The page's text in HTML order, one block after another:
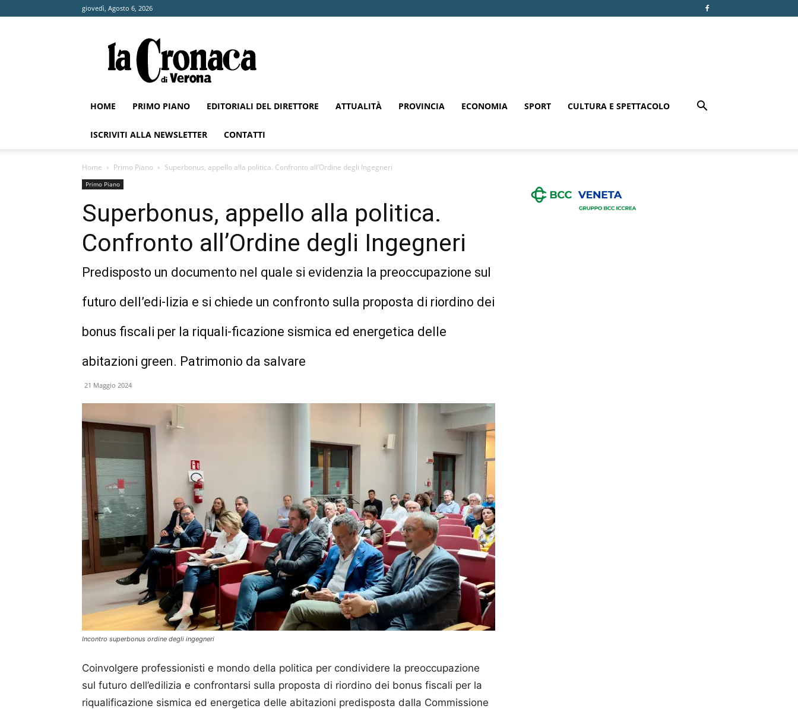
giovedì, Agosto 6, 2026
Cronaca
di
Verona
HOME PRIMO PIANO EDITORIALI DEL DIRETTORE ATTUALITÀ PROVINCIA ECONOMIA SPORT CULTURA E SPETTACOLO
ISCRIVITI ALLA NEWSLETTER CONTATTI
Home Primo Piano Superbonus, appello alla politica. Confronto all’Ordine degli Ingegneri
Primo Piano
Superbonus, appello alla politica.
Confronto all’Ordine degli Ingegneri
Predisposto un documento nel quale si evidenzia la preoccupazione sul
futuro dell’edi-lizia e si chiede un confronto sulla proposta di riordino dei
bonus fiscali per la riquali-ficazione sismica ed energetica delle
abitazioni green. Patrimonio da salvare
21 Maggio 2024
Incontro superbonus ordine degli ingegneri
Coinvolgere professionisti e mondo della politica per condividere la preoccupazione
sul futuro dell’edilizia e confrontarsi sulla proposta di riordino dei bonus fiscali per la
riqualificazione sismica ed energetica delle abitazioni predisposta dalla Commissione